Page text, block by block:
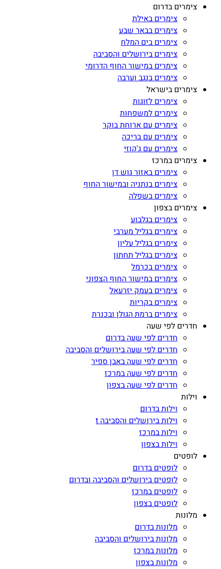
צימרים בדרום
צימרים באילת
צימרים בבאר שבע
צימרים בים המלח
צימרים בירושלים והסביבה
צימרים במישור החוף הדרומי
צימרים בנגב וערבה
צימרים בישראל
צימרים לזוגות
צימרים למשפחות
צימרים עם ארוחת בוקר
צימרים עם בריכה
צימרים עם ג'קוזי
צימרים במרכז
צימרים באזור גוש דן
צימרים בנתניה ובמישור החוף
צימרים בשפלה
צימרים בצפון
צימרים בגלבוע
צימרים בגליל מערבי
צימרים בגליל עליון
צימרים בגליל תחתון
צימרים בכרמל
צימרים במישור החוף הצפוני
צימרים בעמק יזרעאל
צימרים בקריות
צימרים ברמת הגולן ובכנרת
חדרים לפי שעה
חדרים לפי שעה בדרום
חדרים לפי שעה בירושלים והסביבה
חדרים לפי שעה באבן ספיר
חדרים לפי שעה במרכז
חדרים לפי שעה בצפון
וילות
וילות בדרום
וילות בירושלים והסביבה t
וילות במרכז
וילות בצפון
לופטים
לופטים בדרום
לופטים בירושלים והסביבה ובדרום
לופטים במרכז
לופטים בצפון
מלונות
מלונות בדרום
מלונות בירושלים והסביבה
מלונות במרכז
מלונות בצפון